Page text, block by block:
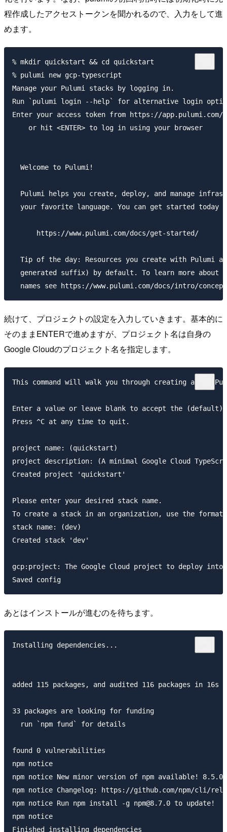
程作成したアクセストークンを聞かれるので、入力をして進
めます。
% mkdir quickstart && cd quickstart
% pulumi new gcp-typescript
Manage your Pulumi stacks by logging in.
Run `pulumi login --help` for alternative login
Enter your access token from https://app.pulumi.com/
or hit <ENTER> to log in using your browser
  Welcome to Pulumi!
Pulumi helps you create, deploy, and manage
your favorite language. You can get started today
      https://www.pulumi.com/docs/get-started/
Tip of the day: Resources you create with Pulumi
generated suffix) by default. To learn more about
続けて、プロジェクトの設定を入力していきます。基本的に
そのままENTERで進めますが、プロジェクト名は自身の
Google Cloudのプロジェクト名を指定します。
This command will walk you through creating a new
Enter a value or leave blank to accept the (default),
Press ^C at any time to quit.
project name: (quickstart)
project description: (A minimal Google Cloud
Created project 'quickstart'
Please enter your desired stack name.
To create a stack in an organization, use the format
stack name: (dev)
Created stack 'dev'
gcp:project: The Google Cloud project to deploy
あとはインストールが進むのを待ちます。
Installing dependencies...
added 115 packages, and audited 116 packages in 16s
33 packages are looking for funding
  run `npm fund` for details
found 0 vulnerabilities
npm notice
npm notice New minor version of npm available!
npm notice Changelog: https://github.com/npm/cli/
npm notice Run npm install -g npm@8.7.0 to update!
npm notice
Finished installing dependencies